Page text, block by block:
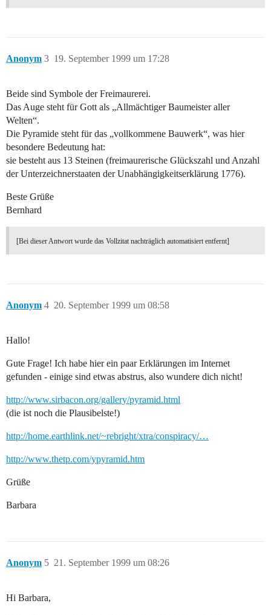
Anonym 19. September 1999 um 17:28
3
Beide sind Symbole der Freimaurerei.
Das Auge steht für Gott als „Allmächtiger Baumeister aller
Welten“.
Die Pyramide steht für das „vollkommene Bauwerk“, was hier
besondere Bedeutung hat:
sie besteht aus 13 Steinen (freimaurerische Glückszahl und Anzahl
der Unterzeichnerstaaten der Unabhängigkeitserklärung 1776).
Beste Grüße
Bernhard
[Bei dieser Antwort wurde das Vollzitat nachträglich automatisiert entfernt]
Anonym 20. September 1999 um 08:58
4
Hallo!
Gute Frage! Ich habe hier ein paar Erklärungen im Internet
gefunden - einige sind etwas abstrus, also wundere dich nicht!
http://www.sirbacon.org/gallery/pyramid.html
(die ist noch die Plausibelste!)
http://home.earthlink.net/~rebright/xtra/conspiracy/…
http://www.thetp.com/ypyramid.htm
Grüße
Barbara
Anonym 21. September 1999 um 08:26
5
Hi Barbara,